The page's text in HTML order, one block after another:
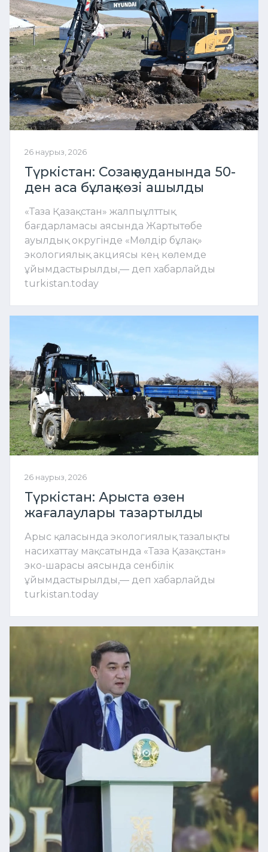
26 наурыз, 2026
Түркістан: Созақ ауданында 50-
ден аса бұлақ көзі ашылды
«Таза Қазақстан» жалпыұлттық
бағдарламасы аясында Жартытөбе
ауылдық округінде «Мөлдір бұлақ»
экологиялық акциясы кең көлемде
ұйымдастырылды,— деп хабарлайды
turkistan.today
26 наурыз, 2026
Түркістан: Арыста өзен
жағалаулары тазартылды
Арыс қаласында экологиялық тазалықты
насихаттау мақсатында «Таза Қазақстан»
эко-шарасы аясында сенбілік
ұйымдастырылды,— деп хабарлайды
turkistan.today